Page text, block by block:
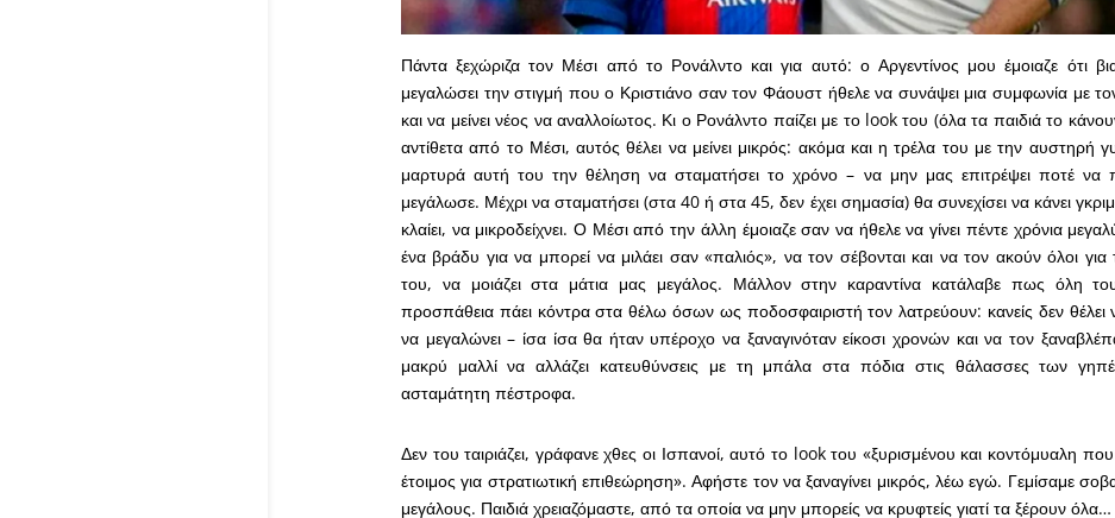
Πάντα ξεχώριζα τον Μέσι από το Ρονάλντο και για αυτό: ο Αργεντίνος μου έμοιαζε ότι
μεγαλώσει την στιγμή που ο Κριστιάνο σαν τον Φάουστ ήθελε να συνάψει μια συμφωνία με
και να μείνει νέος να αναλλοίωτος. Κι ο Ρονάλντο παίζει με το look του (όλα τα παιδιά το
αντίθετα από το Μέσι, αυτός θέλει να μείνει μικρός: ακόμα και η τρέλα του με την αυστηρή
μαρτυρά αυτή του την θέληση να σταματήσει το χρόνο – να μην μας επιτρέψει ποτέ να
μεγάλωσε. Μέχρι να σταματήσει (στα 40 ή στα 45, δεν έχει σημασία) θα συνεχίσει να κάνει
κλαίει, να μικροδείχνει. Ο Μέσι από την άλλη έμοιαζε σαν να ήθελε να γίνει πέντε χρόνια
ένα βράδυ για να μπορεί να μιλάει σαν «παλιός», να τον σέβονται και να τον ακούν όλοι για
του, να μοιάζει στα μάτια μας μεγάλος. Μάλλον στην καραντίνα κατάλαβε πως όλη
προσπάθεια πάει κόντρα στα θέλω όσων ως ποδοσφαιριστή τον λατρεύουν: κανείς δεν θέλει
να μεγαλώνει – ίσα ίσα θα ήταν υπέροχο να ξαναγινόταν είκοσι χρονών και να τον
μακρύ μαλλί να αλλάζει κατευθύνσεις με τη μπάλα στα πόδια στις θάλασσες των
ασταμάτητη πέστροφα.
Δεν του ταιριάζει, γράφανε χθες οι Ισπανοί, αυτό το look του «ξυρισμένου και κοντόμυαλη που
έτοιμος για στρατιωτική επιθεώρηση». Αφήστε τον να ξαναγίνει μικρός, λέω εγώ. Γεμίσαμε
μεγάλους. Παιδιά χρειαζόμαστε, από τα οποία να μην μπορείς να κρυφτείς γιατί τα ξέρουν όλα…